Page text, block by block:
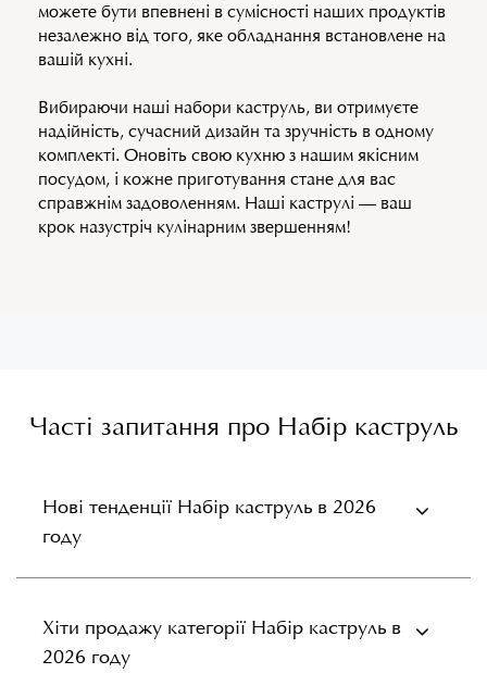
можете бути впевнені в сумісності наших продуктів
незалежно від того, яке обладнання встановлене на
вашій кухні.
Вибираючи наші набори каструль, ви отримуєте
надійність, сучасний дизайн та зручність в одному
комплекті. Оновіть свою кухню з нашим якісним
посудом, і кожне приготування стане для вас
справжнім задоволенням. Наші каструлі — ваш
крок назустріч кулінарним звершенням!
Часті запитання про Набір каструль
Нові тенденції Набір каструль в 2026
году
Хіти продажу категорії Набір каструль в
2026 году